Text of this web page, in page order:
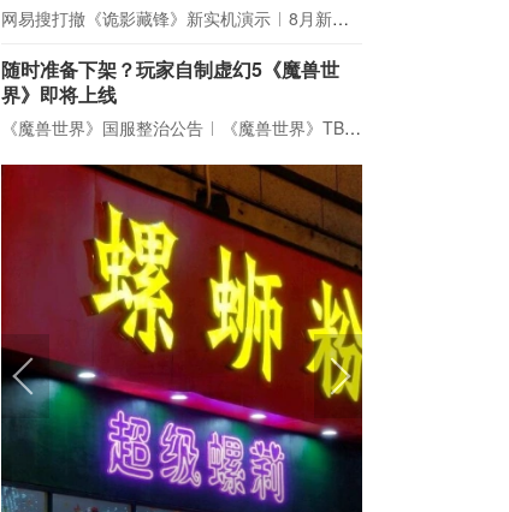
网易搜打撤《诡影藏锋》新实机演示 8月新游前瞻：《诡秘之主》领衔
随时准备下架？玩家自制虚幻5《魔兽世
界》即将上线
《魔兽世界》国服整治公告 《魔兽世界》TBC周年大更：双经典团本回归！